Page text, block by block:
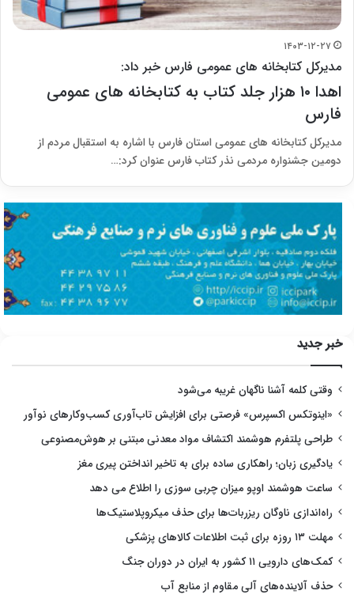
۱۴۰۳-۱۲-۲۷
مدیرکل کتابخانه های عمومی فارس خبر داد:
اهدا ۱۰ هزار جلد کتاب به کتابخانه های عمومی
فارس
مدیرکل کتابخانه های عمومی استان فارس با اشاره به استقبال مردم از
دومین جشنواره مردمی نذر کتاب فارس عنوان کرد:…
خبر جدید
وقتی کلمه آشنا ناگهان غریبه می‌شود
«اینوتکس اکسپرس» فرصتی برای افزایش تاب‌آوری کسب‌وکارهای نوآور
طراحی پلتفرم هوشمند اکتشاف مواد معدنی مبتنی بر هوش‌مصنوعی
یادگیری زبان؛ راهکاری ساده برای به تاخیر انداختن پیری مغز
ساعت هوشمند اوپو میزان چربی سوزی را اطلاع می دهد
راه‌اندازی ناوگان ریزربات‌ها برای حذف میکروپلاستیک‌ها
مهلت ۱۳ روزه برای ثبت اطلاعات کالاهای پزشکی
کمک‌های دارویی ۱۱ کشور به ایران در دوران جنگ
حذف آلاینده‌های آلی مقاوم از منابع آب